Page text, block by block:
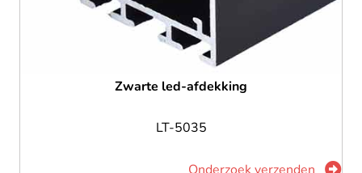
Zwarte led-afdekking
LT-5035